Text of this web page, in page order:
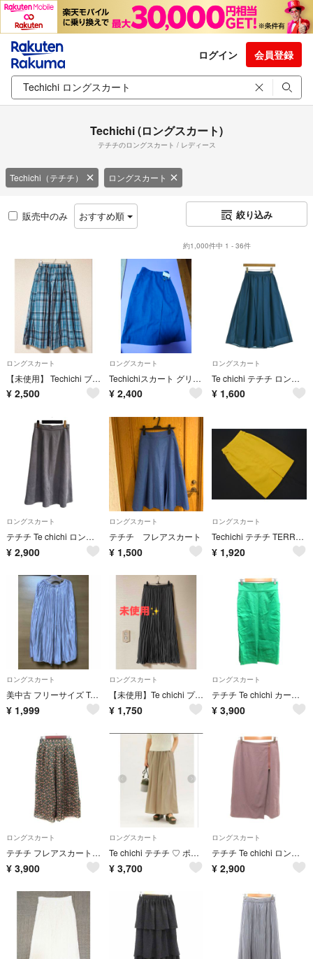
ログイン 会員登録
Techichi (ロングスカート)
テチチのロングスカート / レディース
Techichi（テチチ） ロングスカート
販売中のみ おすすめ順 絞り込み
約1,000件中 1 - 36件
ロングスカート
【未使用】 Techichi ブルーチェック柄フレアロングスカート M テチチ フレアスカート
¥ 2,500
ロングスカート
Techichiスカート グリーン系です。
¥ 2,400
ロングスカート
Te chichi テチチ ロング・マキシ丈スカート M 青 【古着】【中古】【送料無料】
¥ 1,600
ロングスカート
テチチ Te chichi ロングスカート フェイクスエード F グレー ■MS
¥ 2,900
ロングスカート
テチチ フレアスカート
¥ 1,500
ロングスカート
Techichi テチチ TERRASSE スリット スカート sizeM/マスタード ■■ レディース
¥ 1,920
ロングスカート
美中古 フリーサイズ Te chichi リバーシブルプリーツスカート
¥ 1,999
ロングスカート
【未使用】Te chichi プリーツロングスカート ウエストゴム フリーサイズ
¥ 1,750
ロングスカート
テチチ Te chichi カーゴスカート タイト ロング M 緑 グリーン
¥ 3,900
ロングスカート
テチチ フレアスカート ギャザー マキシ 総柄 F マルチカラー /YI
¥ 3,900
ロングスカート
Te chichi テチチ ♡ ポプリンギャザーロングフレアパンツ
¥ 3,700
ロングスカート
テチチ Te chichi ロングスカート タイト ピーチスキン M 紫
¥ 2,900